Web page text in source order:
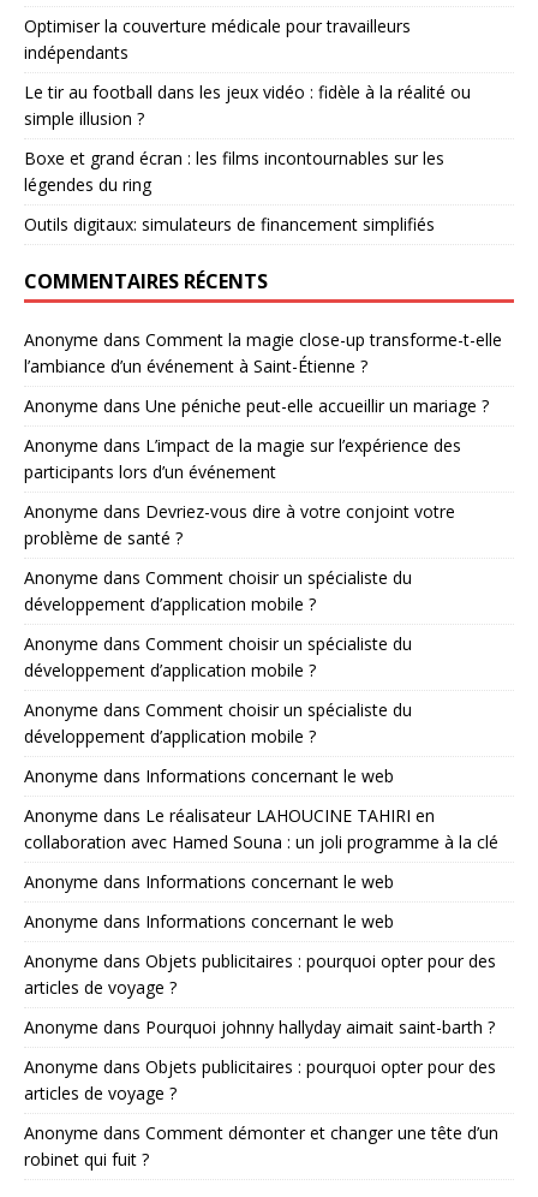
Optimiser la couverture médicale pour travailleurs
indépendants
Le tir au football dans les jeux vidéo : fidèle à la réalité ou
simple illusion ?
Boxe et grand écran : les films incontournables sur les
légendes du ring
Outils digitaux: simulateurs de financement simplifiés
COMMENTAIRES RÉCENTS
Anonyme dans Comment la magie close-up transforme-t-elle
l’ambiance d’un événement à Saint-Étienne ?
Anonyme dans Une péniche peut-elle accueillir un mariage ?
Anonyme dans L’impact de la magie sur l’expérience des
participants lors d’un événement
Anonyme dans Devriez-vous dire à votre conjoint votre
problème de santé ?
Anonyme dans Comment choisir un spécialiste du
développement d’application mobile ?
Anonyme dans Comment choisir un spécialiste du
développement d’application mobile ?
Anonyme dans Comment choisir un spécialiste du
développement d’application mobile ?
Anonyme dans Informations concernant le web
Anonyme dans Le réalisateur LAHOUCINE TAHIRI en
collaboration avec Hamed Souna : un joli programme à la clé
Anonyme dans Informations concernant le web
Anonyme dans Informations concernant le web
Anonyme dans Objets publicitaires : pourquoi opter pour des
articles de voyage ?
Anonyme dans Pourquoi johnny hallyday aimait saint-barth ?
Anonyme dans Objets publicitaires : pourquoi opter pour des
articles de voyage ?
Anonyme dans Comment démonter et changer une tête d’un
robinet qui fuit ?